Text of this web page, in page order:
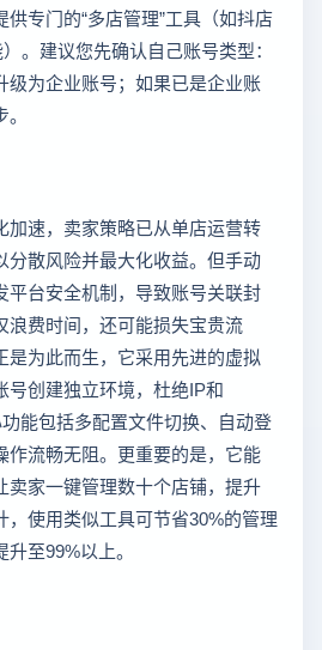
专门的“多店管理”工具（如抖店
。建议您先确认自己账号类型：
级为企业账号；如果已是企业账
加速，卖家策略已从单店运营转
分散风险并最大化收益。但手动
平台安全机制，导致账号关联封
浪费时间，还可能损失宝贵流
是为此而生，它采用先进的虚拟
号创建独立环境，杜绝IP和
能包括多配置文件切换、自动登
作流畅无阻。更重要的是，它能
卖家一键管理数十个店铺，提升
，使用类似工具可节省30%的管理
至99%以上。